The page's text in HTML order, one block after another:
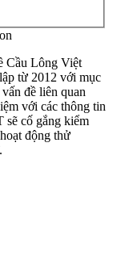
Cầu Lông Việt
từ 2012 với mục
đề liên quan
với các thông tin
sẽ cố gắng kiểm
động thử